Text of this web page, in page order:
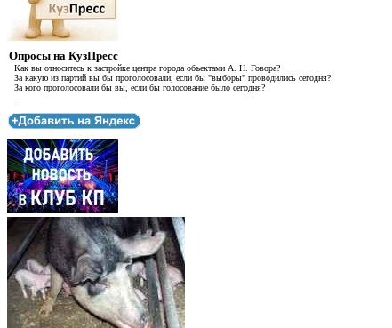
Опросы на КузПресс
Как вы относитесь к застройке центра города объектами А. Н. Говора?
За какую из партий вы бы проголосовали, если бы "выборы" проводились сегодня?
За кого проголосовали бы вы, если бы голосование было сегодня?